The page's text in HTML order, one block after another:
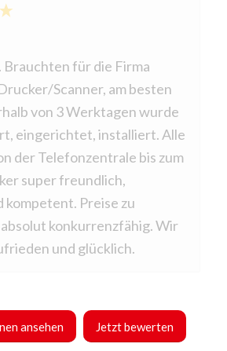
froh, uns bei so vielen
uns vorgelegt worden sind,
GmbH entschieden haben.
am Telefon sind äußerst
zuvorkommend. Der
ist ebenso sehr
Wünsche werden ernst
dementsprechend auch
haben die tectonika GmbH
die langjährige
Brauchten für die Firma
Scanner, am besten
von 3 Werktagen wurde
eingerichtet, installiert. Alle
der Telefonzentrale bis zum
super freundlich,
Preise zu
konkurrenzfähig. Wir
und glücklich.
ansehen Jetzt bewerten